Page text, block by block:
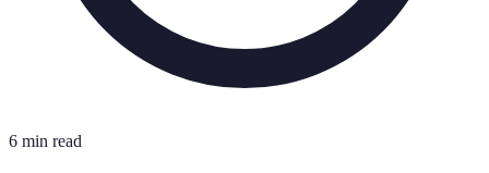
6 min read